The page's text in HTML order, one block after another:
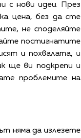
с нови идеи. През
цена, без да сте
не споделяйте
постигнатите
и похвалата, и
ще ви подкрепи и
проблемите на
няма да излезете